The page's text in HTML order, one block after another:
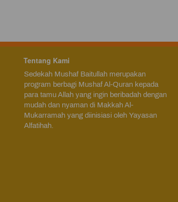
Tentang Kami
Sedekah Mushaf Baitullah merupakan
program berbagi Mushaf Al-Quran kepada
para tamu Allah yang ingin beribadah dengan
mudah dan nyaman di Makkah Al-
Mukarramah yang diinisiasi oleh Yayasan
Alfatihah.